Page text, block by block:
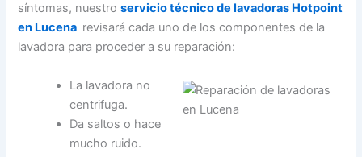
síntomas, nuestroservicio técnico de lavadoras Hotpoint
en Lucena revisará cada uno de los componentes de la
lavadora para proceder a su reparación:
La lavadora no
centrifuga.
Da saltos o hace
mucho ruido.